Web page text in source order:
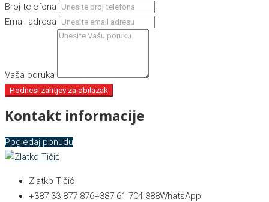
Broj telefona
Email adresa
Vaša poruka
Podnesi zahtjev za obilazak
Kontakt informacije
Pogledaj ponudu
Zlatko Tičić
+387 33 877 876+387 61 704 388WhatsApp